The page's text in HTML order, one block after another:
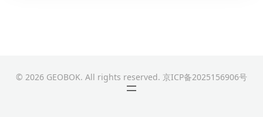
© 2026 GEOBOK. All rights reserved. 京ICP备2025156906号